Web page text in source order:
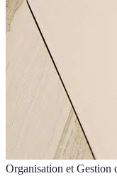
Organisation et Gestion